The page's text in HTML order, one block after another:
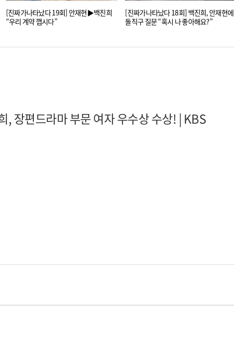
[진짜가나타났다 19회] 안재현▶백진희
“우리 계약 깹시다”
[진짜가나타났다 18회] 백진희, 안재현에
돌직구 질문 “혹시 나 좋아해요?”
, 장편드라마 부문 여자 우수상 수상! | KBS